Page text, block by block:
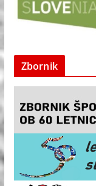
Zbornik